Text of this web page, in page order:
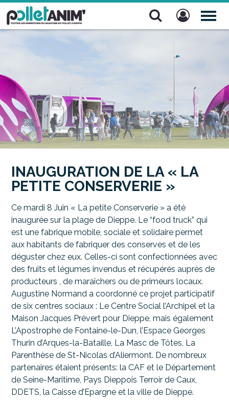
Pollet Anim'
INAUGURATION DE LA « LA
PETITE CONSERVERIE »
Ce mardi 8 Juin « La petite Conserverie » a été
inaugurée sur la plage de Dieppe. Le “food truck” qui
est une fabrique mobile, sociale et solidaire permet
aux habitants de fabriquer des conserves et de les
déguster chez eux. Celles-ci sont confectionnées avec
des fruits et légumes invendus et récupérés auprès de
producteurs , de maraîchers ou de primeurs locaux.
Augustine Normand a coordonné ce projet participatif
de six centres sociaux : Le Centre Social l’Archipel et la
Maison Jacques Prévert pour Dieppe, mais également
L’Apostrophe de Fontaine-le-Dun, l’Espace Georges
Thurin d’Arques-la-Bataille, La Masc de Tôtes, La
Parenthèse de St-Nicolas d’Aliermont. De nombreux
partenaires étaient présents: la CAF et le Département
de Seine-Maritime, Pays Dieppois Terroir de Caux,
DDETS, la Caisse d’Epargne et la ville de Dieppe.